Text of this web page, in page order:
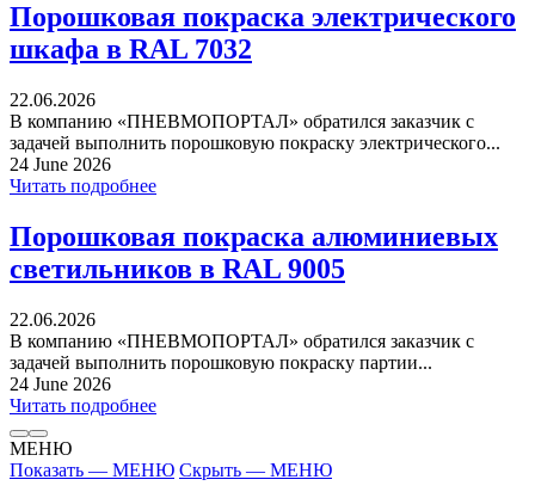
Порошковая покраска электрического
шкафа в RAL 7032
22.06.2026
В компанию «ПНЕВМОПОРТАЛ» обратился заказчик с
задачей выполнить порошковую покраску электрического...
24 June 2026
Читать подробнее
Порошковая покраска алюминиевых
светильников в RAL 9005
22.06.2026
В компанию «ПНЕВМОПОРТАЛ» обратился заказчик с
задачей выполнить порошковую покраску партии...
24 June 2026
Читать подробнее
МЕНЮ
Показать — МЕНЮ Скрыть — МЕНЮ